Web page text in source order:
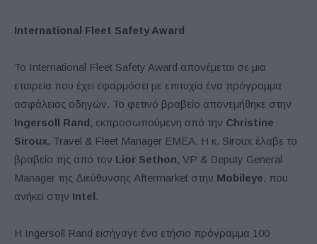
International Fleet Safety Award
Το International Fleet Safety Award απονέμεται σε μια
εταιρεία που έχει εφαρμόσει με επιτυχία ένα πρόγραμμα
ασφάλειας οδηγών. Το φετινό βραβείο απονεμήθηκε στην
Ingersoll Rand, εκπροσωπούμενη από την Christine
Siroux, Travel & Fleet Manager EMEA. Η κ. Siroux έλαβε το
βραβείο της από τον Lior Sethon, VP & Deputy General
Manager της Διεύθυνσης Aftermarket στην Mobileye, που
ανήκει στην Intel.
Η Ingersoll Rand εισήγαγε ένα ετήσιο πρόγραμμα 100